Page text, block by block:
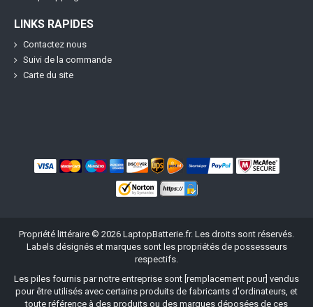
LINKS RAPIDES
Contactez nous
Suivi de la commande
Carte du site
Propriété littéraire © 2026 LaptopBatterie.fr. Les droits sont réservés.
Labels désignés et marques sont les propriétés de possesseurs
respectifs.
Les piles fournis par notre entreprise sont [remplacement pour] vendus
pour être utilisés avec certains produits de fabricants d'ordinateurs, et
toute référence à des produits ou des marques déposées de ces